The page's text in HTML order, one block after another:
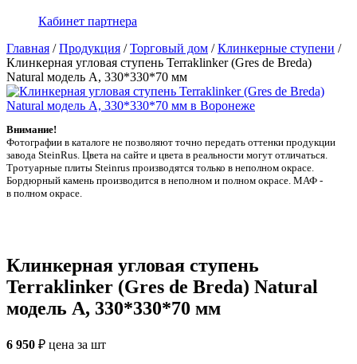
Кабинет партнера
Главная /Продукция /Торговый дом /Клинкерные ступени /
Клинкерная угловая ступень Terraklinker (Gres de Breda)
Natural модель A, 330*330*70 мм
Внимание!
Фотографии в каталоге не позволяют точно передать оттенки продукции
заводa SteinRus. Цвета на сайте и цвета в реальности могут отличаться.
Тротуарные плиты Steinrus производятся только в неполном окрасе.
Бордюрный камень производится в неполном и полном окрасе. МАФ -
в полном окрасе.
Клинкерная угловая ступень
Terraklinker (Gres de Breda) Natural
модель A, 330*330*70 мм
6 950 ₽ цена за шт